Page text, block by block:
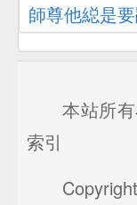
師尊他縂是
本站所
索引